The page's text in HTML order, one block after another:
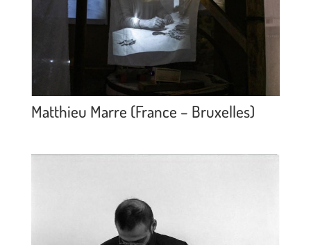
Matthieu Marre (France – Bruxelles)